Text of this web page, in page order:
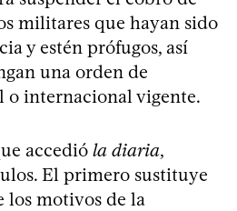
militares que hayan sido
y estén prófugos, así
una orden de
o internacional vigente.
accedió la diaria,
El primero sustituye
los motivos de la